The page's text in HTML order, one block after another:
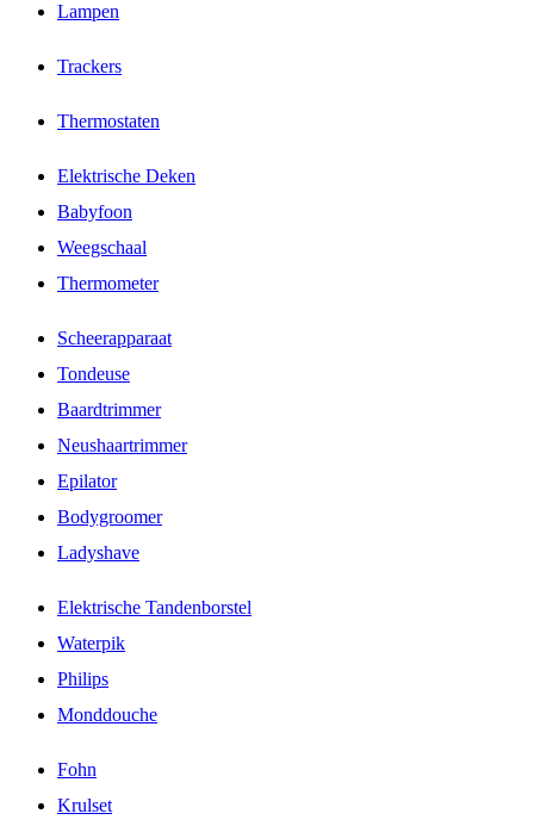
Lampen
Trackers
Thermostaten
Elektrische Deken
Babyfoon
Weegschaal
Thermometer
Scheerapparaat
Tondeuse
Baardtrimmer
Neushaartrimmer
Epilator
Bodygroomer
Ladyshave
Elektrische Tandenborstel
Waterpik
Philips
Monddouche
Fohn
Krulset